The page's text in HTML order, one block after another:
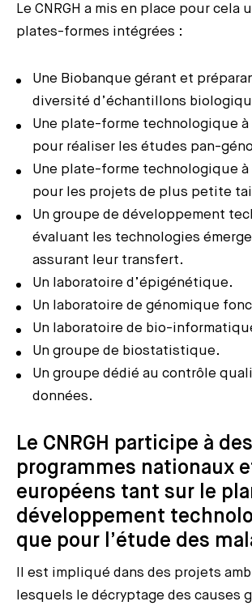
Le CNRGH a mis en place pour cela
plates-formes intégrées :
Une Biobanque gérant et
diversité d’échantillons
Une plate-forme technologique
pour réaliser les études pan-
Une plate-forme technologique à
pour les projets de plus petite
Un groupe de développement
évaluant les technologies
assurant leur transfert.
Un laboratoire d’épigénétique.
Un laboratoire de génomique
Un laboratoire de bio-
Un groupe de biostatistique.
Un groupe dédié au contrôle
données.
Le CNRGH participe à des
programmes nationaux
européens tant sur le
développement
que pour l’étude des
Il est impliqué dans des projets
lesquels le décryptage des causes